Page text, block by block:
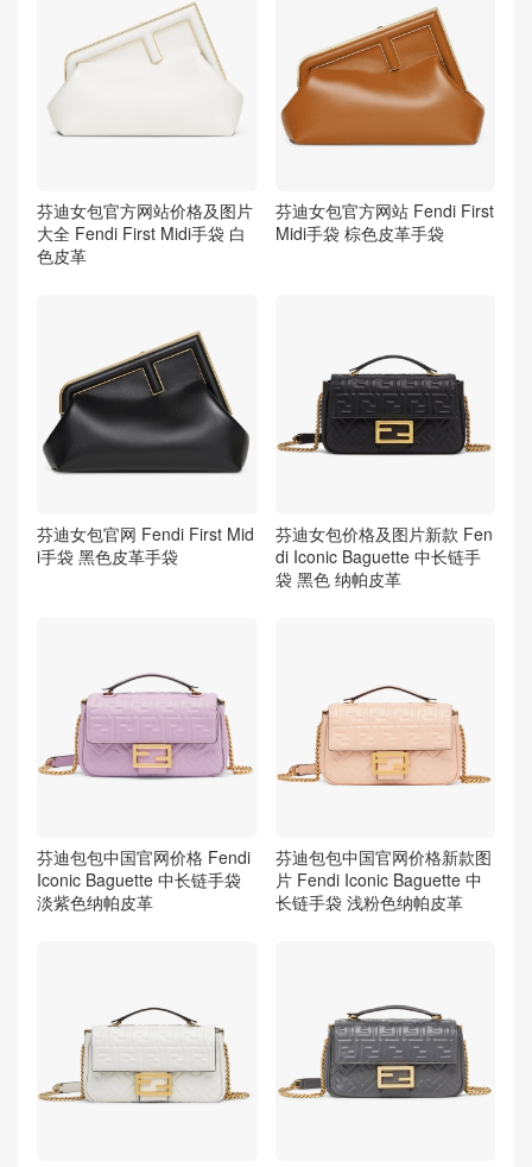
芬迪女包官方网站价格及图片
大全 Fendi First Midi手袋 白
色皮革
芬迪女包官方网站 Fendi First
Midi手袋 棕色皮革手袋
芬迪女包官网 Fendi First Mid
i手袋 黑色皮革手袋
芬迪女包价格及图片新款 Fen
di Iconic Baguette 中长链手
袋 黑色 纳帕皮革
芬迪包包中国官网价格 Fendi
Iconic Baguette 中长链手袋
淡紫色纳帕皮革
芬迪包包中国官网价格新款图
片 Fendi Iconic Baguette 中
长链手袋 浅粉色纳帕皮革